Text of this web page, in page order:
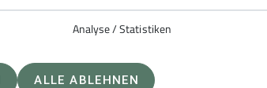
Analyse / Statistiken
ALLE ABLEHNEN